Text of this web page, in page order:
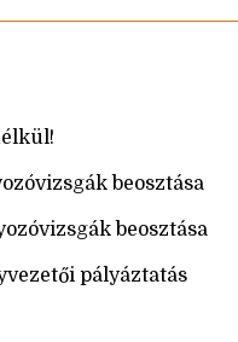
beosztása
beosztása
pályáztatás